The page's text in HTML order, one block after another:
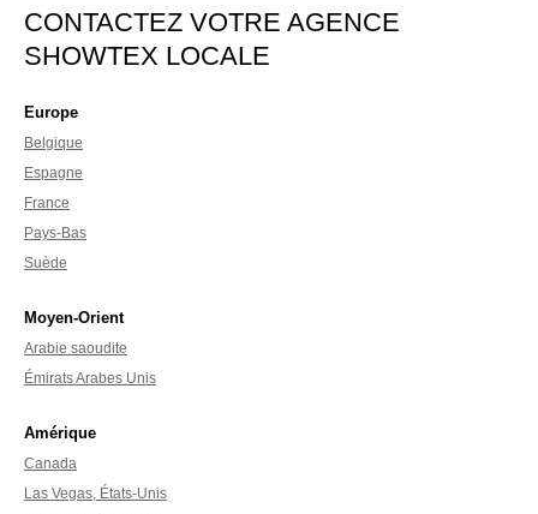
CONTACTEZ VOTRE AGENCE
SHOWTEX LOCALE
Europe
Belgique
Espagne
France
Pays-Bas
Suède
Moyen-Orient
Arabie saoudite
Émirats Arabes Unis
Amérique
Canada
Las Vegas, États-Unis